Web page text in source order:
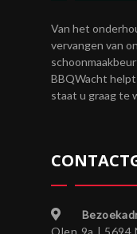
Van het
vervangen van
BBQWacht
staat u graag te